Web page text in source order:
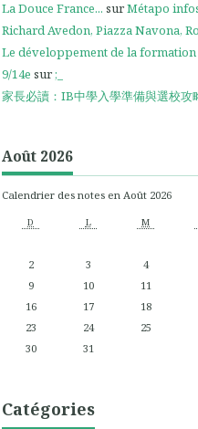
La Douce France... surMétapo
Richard Avedon, Piazza Navona,
Le développement de la formation
9/14e sur;_
家長必讀：IB中學入學準備與選校攻
Août 2026
Calendrier des notes en Août 2026
D L M
2
3 4
9
10 11
16
17 18
23
24 25
30
31
Catégories